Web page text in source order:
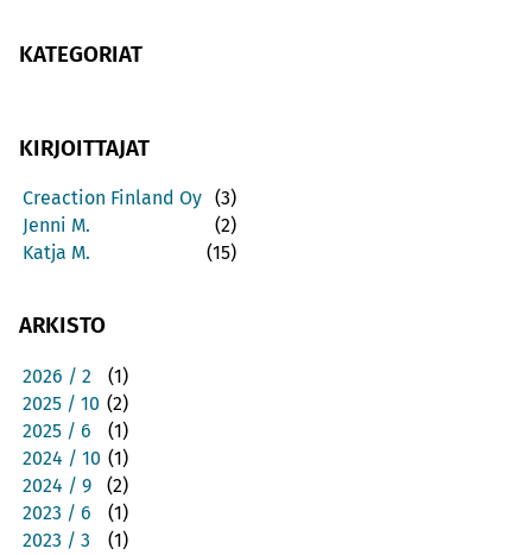
KATEGORIAT
KIRJOITTAJAT
Creaction Finland Oy (3)
Jenni M.
(2)
Katja M.
(15)
ARKISTO
2026 / 2
(1)
2025 / 10 (2)
2025 / 6
(1)
2024 / 10 (1)
2024 / 9
(2)
2023 / 6
(1)
2023 / 3
(1)